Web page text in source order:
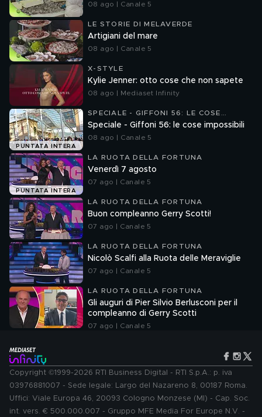
08 ago | Canale 5
LE STORIE DI MELAVERDE
Artigiani del mare
08 ago | Canale 5
X-STYLE
Kylie Jenner: otto cose che non sapete
08 ago | Mediaset Infinity
PUNTATA INTERA
SPECIALE - GIFFONI 56: LE COSE
IMPOSSIBILI
Speciale - Giffoni 56: le cose impossibili
08 ago | Canale 5
PUNTATA INTERA
LA RUOTA DELLA FORTUNA
Venerdì 7 agosto
07 ago | Canale 5
LA RUOTA DELLA FORTUNA
Buon compleanno Gerry Scotti!
07 ago | Canale 5
LA RUOTA DELLA FORTUNA
Nicolò Scalfi alla Ruota delle Meraviglie
07 ago | Canale 5
LA RUOTA DELLA FORTUNA
Gli auguri di Pier Silvio Berlusconi per il
compleanno di Gerry Scotti
07 ago | Canale 5
Copyright ©1999-2026 RTI Business Digital - RTI S.p.A.: p. iva
03976881007 - Sede legale: Largo del Nazareno 8, 00187 Roma.
Uffici: Viale Europa 46, 20093 Cologno Monzese (MI) - Cap. Soc.
int. vers. € 500.000.007 - Gruppo MFE Media For Europe N.V. -